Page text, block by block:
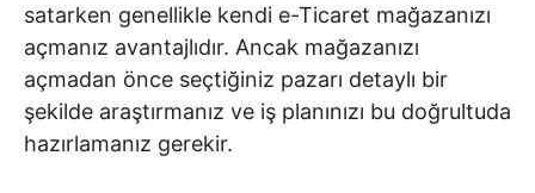
satarken genellikle kendi e-Ticaret mağazanızı
açmanız avantajlıdır. Ancak mağazanızı
açmadan önce seçtiğiniz pazarı detaylı bir
şekilde araştırmanız ve iş planınızı bu doğrultuda
hazırlamanız gerekir.